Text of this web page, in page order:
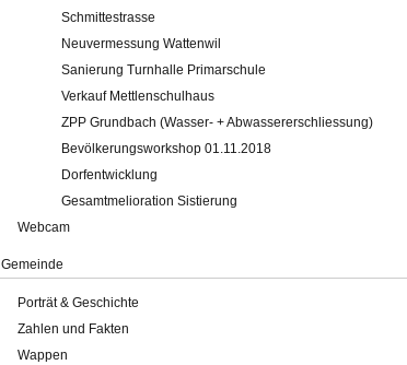
Schmittestrasse
Neuvermessung Wattenwil
Sanierung Turnhalle Primarschule
Verkauf Mettlenschulhaus
ZPP Grundbach (Wasser- + Abwassererschliessung)
Bevölkerungsworkshop 01.11.2018
Dorfentwicklung
Gesamtmelioration Sistierung
Webcam
Gemeinde
Porträt & Geschichte
Zahlen und Fakten
Wappen